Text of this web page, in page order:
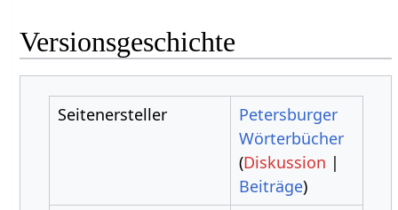
Versionsgeschichte
Seitenersteller
Petersburger
Wörterbücher
(Diskussion |
Beiträge)